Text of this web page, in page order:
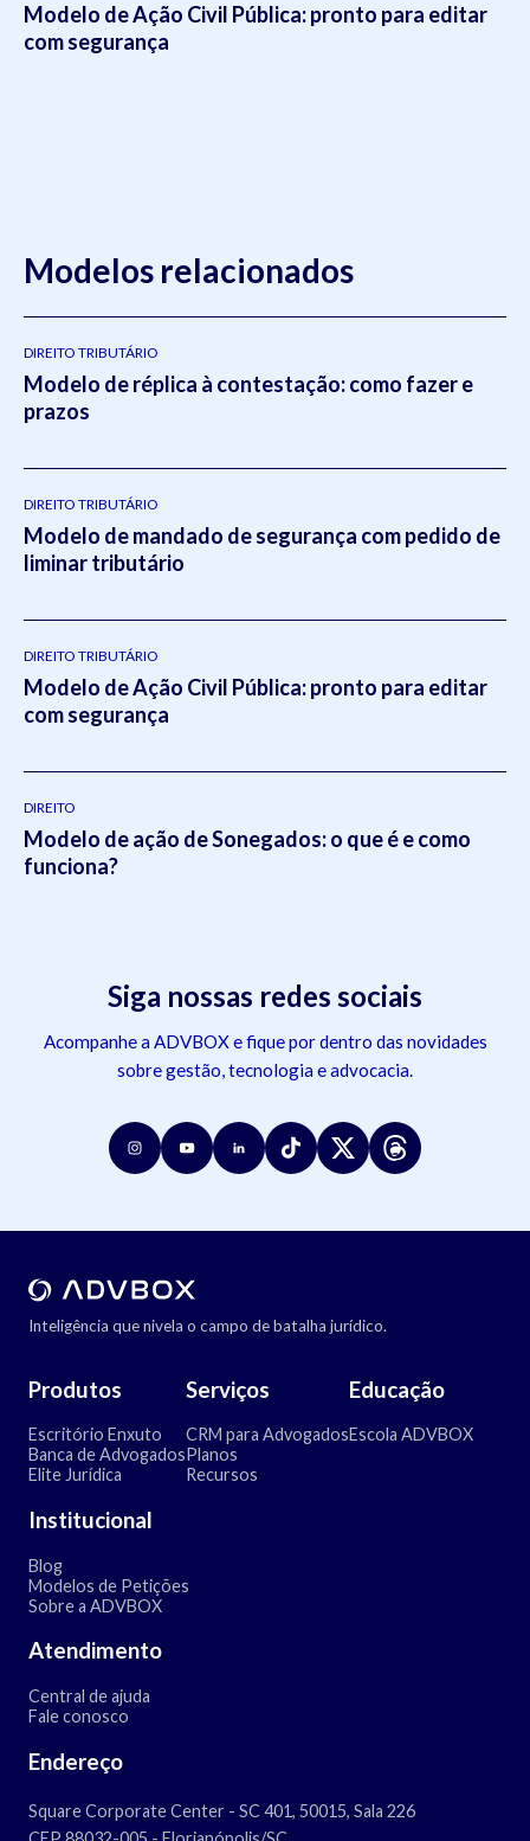
Modelo de Ação Civil Pública: pronto para editar
com segurança
Modelos relacionados
DIREITO TRIBUTÁRIO
Modelo de réplica à contestação: como fazer e
prazos
DIREITO TRIBUTÁRIO
Modelo de mandado de segurança com pedido de
liminar tributário
DIREITO TRIBUTÁRIO
Modelo de Ação Civil Pública: pronto para editar
com segurança
DIREITO
Modelo de ação de Sonegados: o que é e como
funciona?
Siga nossas redes sociais
Acompanhe a ADVBOX e fique por dentro das novidades
sobre gestão, tecnologia e advocacia.
Inteligência que nivela o campo de batalha jurídico.
Produtos
Escritório Enxuto
Banca de Advogados
Elite Jurídica
Serviços
CRM para Advogados
Planos
Recursos
Educação
Escola ADVBOX
Institucional
Blog
Modelos de Petições
Sobre a ADVBOX
Atendimento
Central de ajuda
Fale conosco
Endereço
Square Corporate Center - SC 401, 50015, Sala 226